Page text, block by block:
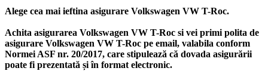
Alege cea mai ieftina asigurare Volkswagen VW T-Roc.
Achita asigurarea Volkswagen VW T-Roc si vei primi polita de
asigurare Volkswagen VW T-Roc pe email, valabila conform
Normei ASF nr. 20/2017, care stipulează că dovada asigurării
poate fi prezentată și în format electronic.